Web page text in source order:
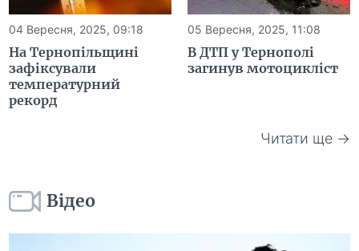
04 Вересня, 2025, 09:18
На Тернопільщині
зафіксували
температурний
рекорд
05 Вересня, 2025, 11:08
В ДТП у Тернополі
загинув мотоцикліст
Читати ще →
Відео